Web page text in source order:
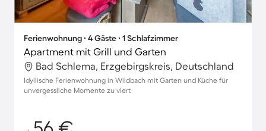
Ferienwohnung ∙ 4 Gäste ∙ 1 Schlafzimmer
Apartment mit Grill und Garten
Bad Schlema, Erzgebirgskreis, Deutschland
Idyllische Ferienwohnung in Wildbach mit Garten und Küche für
unvergessliche Momente zu viert